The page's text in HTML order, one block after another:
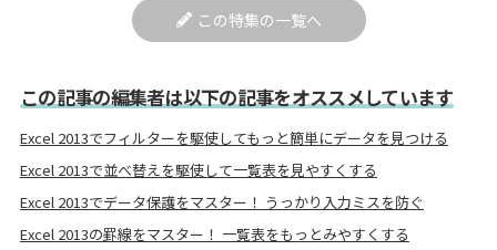
この特集の一覧へ
この記事の編集者は以下の記事をオススメしています
Excel 2013でフィルターを駆使してもっと簡単にデータを見つける
Excel 2013で並べ替えを駆使して一覧表を見やすくする
Excel 2013でデータ保護をマスター！ うっかり入力ミスを防ぐ
Excel 2013の罫線をマスター！ 一覧表をもっとみやすくする